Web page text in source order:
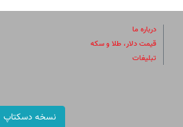
درباره ما
قیمت دلار، طلا و سکه
تبلیغات
نسخه دسکتاپ